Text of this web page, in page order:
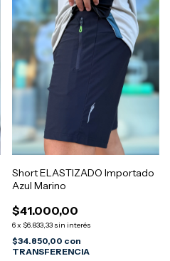
Short ELASTIZADO Importado
Azul Marino
$41.000,00
6x $6.833,33 sin interés
$34.850,00 con
TRANSFERENCIA